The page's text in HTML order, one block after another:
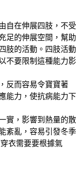
自在伸展四肢，不受
足的伸展空間，幫助
肢的活動。四肢活動
不要限制這種能力影
反而容易令寶寶著
能力，使抗病能力下
實，影響到熱量的散
紊亂，容易引發冬季
衣需要要根據氣